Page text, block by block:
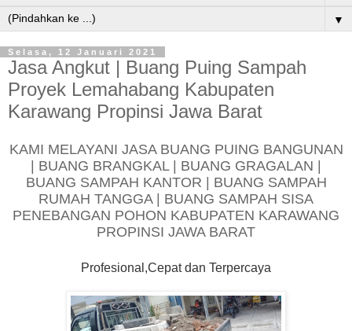
▼
Selasa, 12 Januari 2021
Jasa Angkut | Buang Puing Sampah
Proyek Lemahabang Kabupaten
Karawang Propinsi Jawa Barat
KAMI MELAYANI JASA BUANG PUING BANGUNAN
| BUANG BRANGKAL | BUANG GRAGALAN |
BUANG SAMPAH KANTOR | BUANG SAMPAH
RUMAH TANGGA | BUANG SAMPAH SISA
PENEBANGAN POHON KABUPATEN KARAWANG
PROPINSI JAWA BARAT
Profesional,Cepat dan Terpercaya